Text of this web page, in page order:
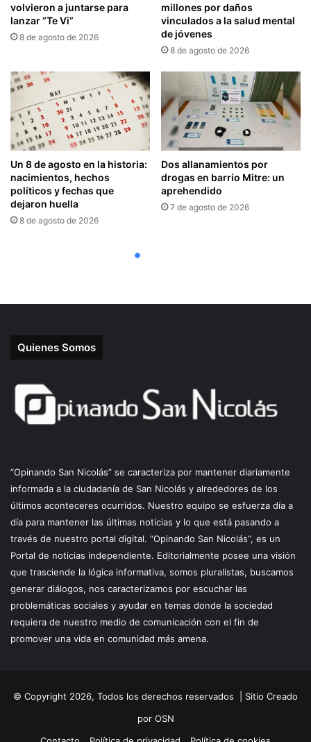
Quienes Somos
“Opinando San Nicolás” se caracteriza por mantener diariamente
informada a la ciudadanía de San Nicolás y alrededores de los
últimos aconteceres ocurridos. Nuestro equipo se esfuerza día a
día para mantener las últimas noticias y lo que está pasando a
través de nuestro portal digital. “Opinando San Nicolás”, es un
Portal de noticias independiente. Editorialmente posee una visión
que trasciende la lógica informativa, somos pluralistas, buscamos
generar diálogos, nos caracterizamos por escuchar las
problemáticas sociales y ayudar en temas donde la sociedad
requiera de nuestro medio de comunicación con el fin de
promover una vida en comunidad más amena.
© Copyright 2026, Todos los derechos reservados | Sitio Creado
por OSN